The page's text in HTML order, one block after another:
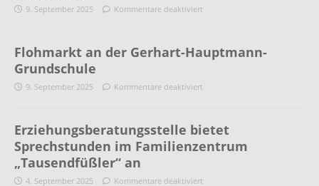
9. September 2025 Kommentare deaktiviert
Flohmarkt an der Gerhart-Hauptmann-
Grundschule
9. September 2025 Kommentare deaktiviert
Erziehungsberatungsstelle bietet
Sprechstunden im Familienzentrum
„Tausendfüßler“ an
4. September 2025 Kommentare deaktiviert